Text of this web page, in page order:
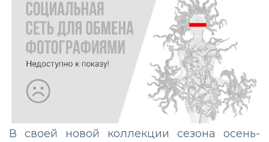
В своей новой коллекции сезона осень-